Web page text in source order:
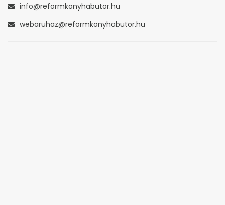
info@reformkonyhabutor.hu
webaruhaz@reformkonyhabutor.hu